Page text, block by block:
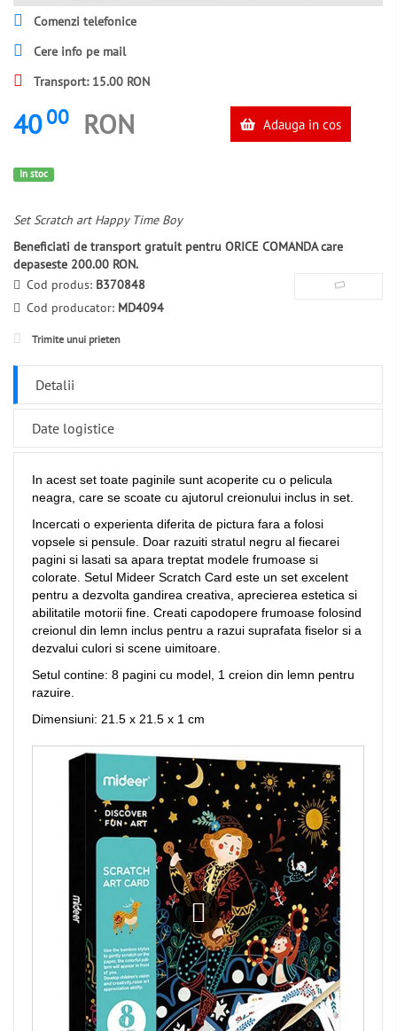
Comenzi telefonice
Cere info pe mail
Transport: 15.00 RON
40 00 RON Adauga in cos
In stoc
Set Scratch art Happy Time Boy
Beneficiati de transport gratuit pentru ORICE COMANDA care
depaseste 200.00 RON.
Cod produs: B370848
Cod producator: MD4094
Trimite unui prieten
Detalii
Date logistice
In acest set toate paginile sunt acoperite cu o pelicula
neagra, care se scoate cu ajutorul creionului inclus in set.
Incercati o experienta diferita de pictura fara a folosi
vopsele si pensule. Doar razuiti stratul negru al fiecarei
pagini si lasati sa apara treptat modele frumoase si
colorate. Setul Mideer Scratch Card este un set excelent
pentru a dezvolta gandirea creativa, aprecierea estetica si
abilitatile motorii fine. Creati capodopere frumoase folosind
creionul din lemn inclus pentru a razui suprafata fiselor si a
dezvalui culori si scene uimitoare.
Setul contine: 8 pagini cu model, 1 creion din lemn pentru
razuire.
Dimensiuni: 21.5 x 21.5 x 1 cm